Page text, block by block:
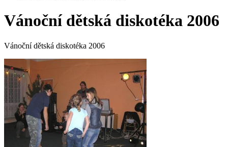
Vánoční dětská diskotéka 2006
Vánoční dětská diskotéka 2006